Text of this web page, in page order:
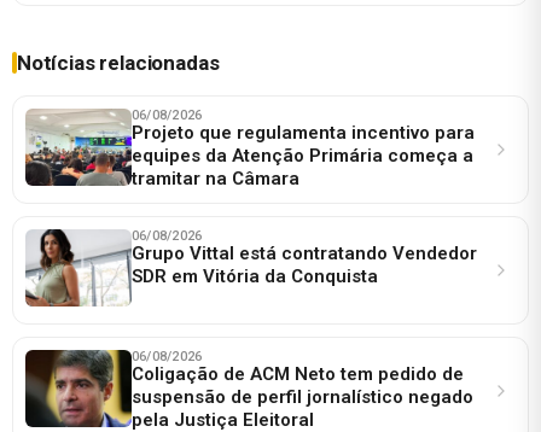
Notícias relacionadas
06/08/2026
Projeto que regulamenta incentivo para
equipes da Atenção Primária começa a
tramitar na Câmara
06/08/2026
Grupo Vittal está contratando Vendedor
SDR em Vitória da Conquista
06/08/2026
Coligação de ACM Neto tem pedido de
suspensão de perfil jornalístico negado
pela Justiça Eleitoral